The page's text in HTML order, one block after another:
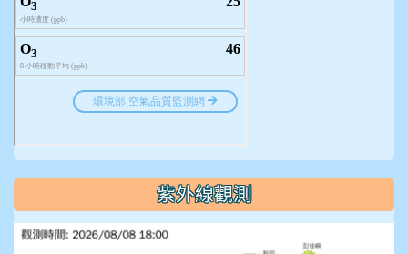
紫外線觀測